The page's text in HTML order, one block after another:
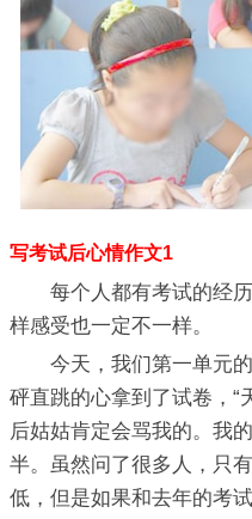
写考试后心情作文1
每个人都有考试的经历
样感受也一定不一样。
今天，我们第一单元的
砰直跳的心拿到了试卷，“
后姑姑肯定会骂我的。我
半。虽然问了很多人，只
低，但是如果和去年的考